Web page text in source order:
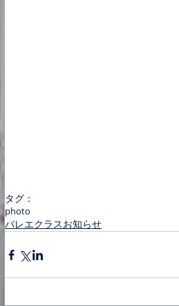
タグ：
photo
バレエクラスお知らせ